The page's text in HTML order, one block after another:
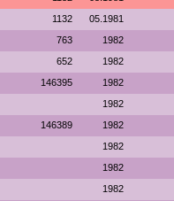
1132 05.1981
763 1982
652 1982
146395 1982
1982
146389 1982
1982
1982
1982